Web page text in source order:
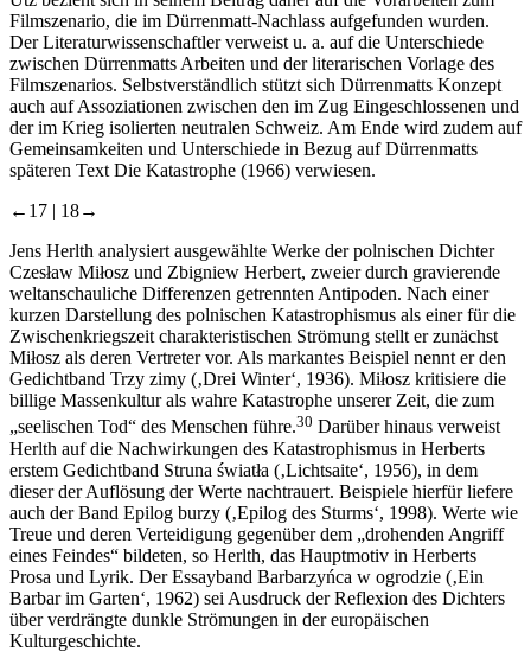
Filmszenario, die im Dürrenmatt-Nachlass aufgefunden wurden.
Der Literaturwissenschaftler verweist u. a. auf die Unterschiede
zwischen Dürrenmatts Arbeiten und der literarischen Vorlage des
Filmszenarios. Selbstverständlich stützt sich Dürrenmatts Konzept
auch auf Assoziationen zwischen den im Zug Eingeschlossenen und
der im Krieg isolierten neutralen Schweiz. Am Ende wird zudem auf
Gemeinsamkeiten und Unterschiede in Bezug auf Dürrenmatts
späteren TextDie Katastrophe (1966) verwiesen.
←17 |
18→
Jens Herlth analysiert ausgewählte Werke der polnischen Dichter
Czesław Miłosz und Zbigniew Herbert, zweier durch gravierende
weltanschauliche Differenzen getrennten Antipoden. Nach einer
kurzen Darstellung des polnischen Katastrophismus als einer für die
Zwischenkriegszeit charakteristischen Strömung stellt er zunächst
Miłosz als deren Vertreter vor. Als markantes Beispiel nennt er den
Gedichtband Trzy zimy (‚Drei Winter‘, 1936). Miłosz kritisiere die
billige Massenkultur als wahre Katastrophe unserer Zeit, die zum
„seelischen Tod“ des Menschen führe.30 Darüber hinaus verweist
Herlth auf die Nachwirkungen des Katastrophismus in Herberts
erstem Gedichtband Struna światła (‚Lichtsaite‘, 1956), in dem
dieser der Auflösung der Werte nachtrauert. Beispiele hierfür liefere
auch der Band Epilog burzy (‚Epilog des Sturms‘, 1998). Werte wie
Treue und deren Verteidigung gegenüber dem „drohenden Angriff
eines Feindes“ bildeten, so Herlth, das Hauptmotiv in Herberts
Prosa und Lyrik. Der Essayband Barbarzyńca w ogrodzie (‚Ein
Barbar im Garten‘, 1962) sei Ausdruck der Reflexion des Dichters
über verdrängte dunkle Strömungen in der europäischen
Kulturgeschichte.